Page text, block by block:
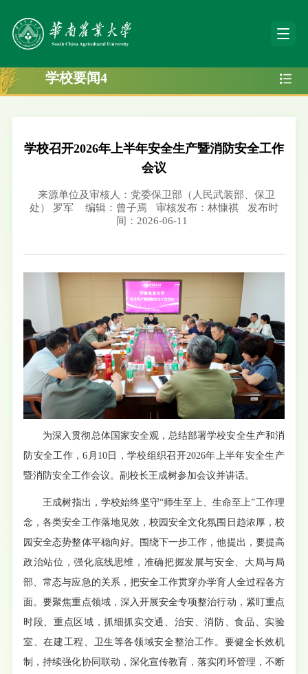
学校要闻4
学校召开2026年上半年安全生产暨消防安全工作
会议
来源单位及审核人：党委保卫部（人民武装部、保卫
处） 罗军
编辑：曾子焉 审核发布：林慷祺
发布时
间：2026-06-11
为深入贯彻总体国家安全观，总结部署学校安全生产和消
防安全工作，6月10日，学校组织召开2026年上半年安全生产
暨消防安全工作会议。副校长王成树参加会议并讲话。
王成树指出，学校始终坚守“师生至上、生命至上”工作理
念，各类安全工作落地见效，校园安全文化氛围日趋浓厚，校
园安全态势整体平稳向好。围绕下一步工作，他提出，要提高
政治站位，强化底线思维，准确把握发展与安全、大局与局
部、常态与应急的关系，把安全工作贯穿办学育人全过程各方
面。要聚焦重点领域，深入开展安全专项整治行动，紧盯重点
时段、重点区域，抓细抓实交通、治安、消防、食品、实验
室、在建工程、卫生等各领域安全整治工作。要健全长效机
制，持续强化协同联动，深化宣传教育，落实闭环管理，不断